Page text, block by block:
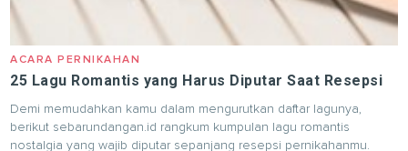
ACARA PERNIKAHAN
25 Lagu Romantis yang Harus Diputar Saat Resepsi
Demi memudahkan kamu dalam mengurutkan daftar lagunya,
berikut sebarundangan.id rangkum kumpulan lagu romantis
nostalgia yang wajib diputar sepanjang resepsi pernikahanmu.